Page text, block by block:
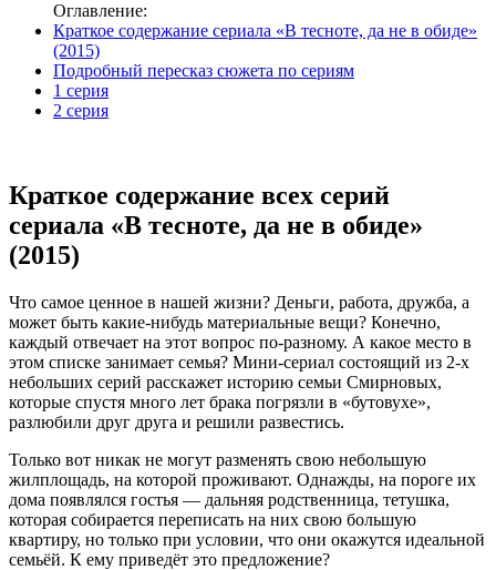
Оглавление:
Краткое содержание сериала «В тесноте, да не в обиде»
(2015)
Подробный пересказ сюжета по сериям
1 серия
2 серия
Краткое содержание всех серий
сериала «В тесноте, да не в обиде»
(2015)
Что самое ценное в нашей жизни? Деньги, работа, дружба, а
может быть какие-нибудь материальные вещи? Конечно,
каждый отвечает на этот вопрос по-разному. А какое место в
этом списке занимает семья? Мини-сериал состоящий из 2-х
небольших серий расскажет историю семьи Смирновых,
которые спустя много лет брака погрязли в «бутовухе»,
разлюбили друг друга и решили развестись.
Только вот никак не могут разменять свою небольшую
жилплощадь, на которой проживают. Однажды, на пороге их
дома появлялся гостья — дальняя родственница, тетушка,
которая собирается переписать на них свою большую
квартиру, но только при условии, что они окажутся идеальной
семьёй. К ему приведёт это предложение?